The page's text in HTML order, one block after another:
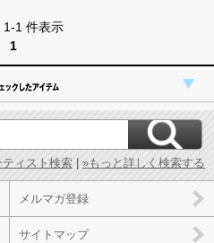
1-1 件表示
1
ティスト検索 | »もっと詳しく検索する
メルマガ登録
サイトマップ